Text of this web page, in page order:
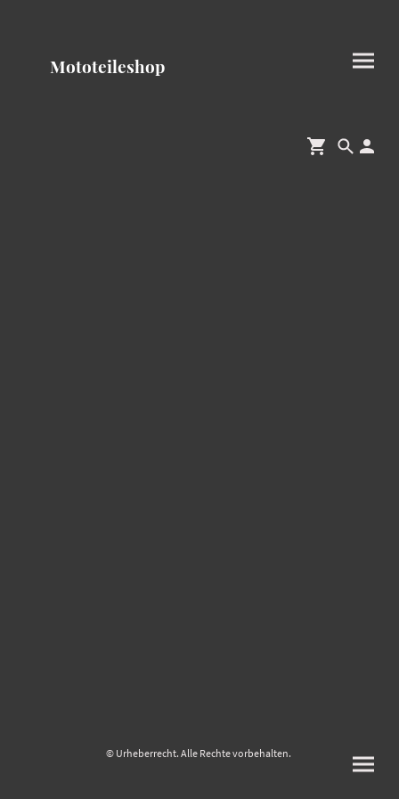
Mototeileshop
© Urheberrecht. Alle Rechte vorbehalten.